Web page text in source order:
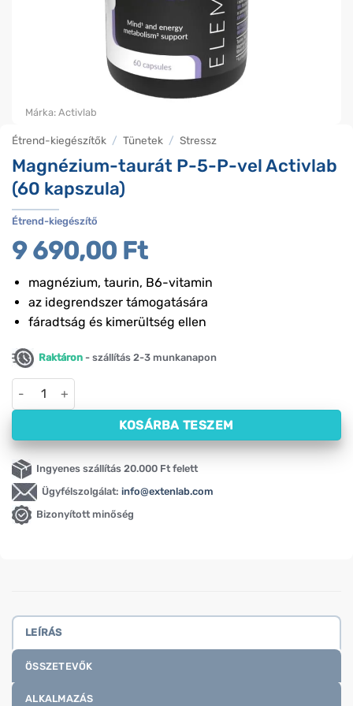
Étrend-kiegészítők / Tünetek / Stressz
Magnézium-taurát P-5-P-vel Activlab
(60 kapszula)
Étrend-kiegészítő
9 690,00 Ft
magnézium, taurin, B6-vitamin
az idegrendszer támogatására
fáradtság és kimerültség ellen
Raktáron - szállítás 2-3 munkanapon
Magnézium-taurát P-5-P-vel Activlab (60 kapszula) mennyiség
KOSÁRBA TESZEM
Ingyenes szállítás 20.000 Ft felett
Ügyfélszolgálat: info@extenlab.com
Bizonyított minőség
Márka: Activlab
LEÍRÁS
ÖSSZETEVŐK
ALKALMAZÁS